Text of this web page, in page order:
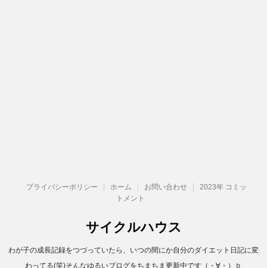
プライバシーポリシー ホーム お問い合わせ
2023年 コミッ
トメント
サイクルハウス
わが子の成長記録をつづっていたら、いつの間にか自分のダイエット日記に変
わってる(笑)そんなゆるいブログをちまちま更新中です（・∀・）ｂ